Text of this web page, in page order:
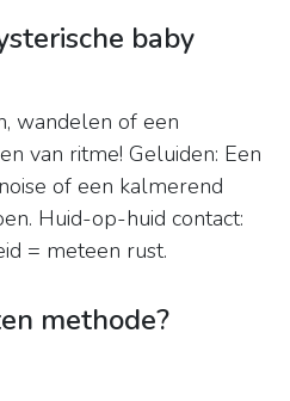
baby
wandelen of een
van ritme! Geluiden: Een
of een kalmerend
Huid-op-huid contact:
= meteen rust.
methode?